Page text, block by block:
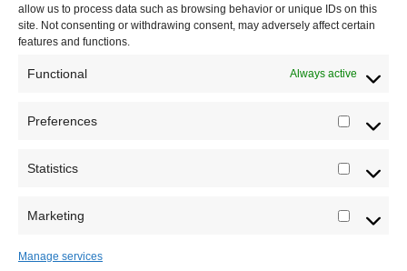
allow us to process data such as browsing behavior or unique IDs on this
site. Not consenting or withdrawing consent, may adversely affect certain
features and functions.
Functional Always active
Preferences
Statistics
Marketing
Manage services
srede u 12h saznajte najnovije vesti iz sveta
Kontakt
Misija sajta Sve o arheologiji